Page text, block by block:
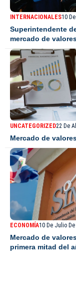
INTERNACIONALES10
Superintendente
mercado de
UNCATEGORIZED22 De
Mercado de
ECONOMÍA10 De Julio De
Mercado de
primera mitad del